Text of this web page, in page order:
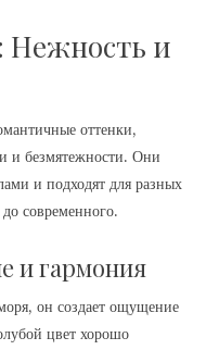
Нежность и
оттенки,
и безмятежности. Они
и подходят для разных
до современного.
и гармония
он создает ощущение
цвет хорошо